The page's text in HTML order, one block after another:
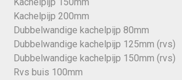
Kachelpijp 200mm
Dubbelwandige kachelpijp 80mm
Dubbelwandige kachelpijp 125mm (rvs)
Dubbelwandige kachelpijp 150mm (rvs)
Rvs buis 100mm